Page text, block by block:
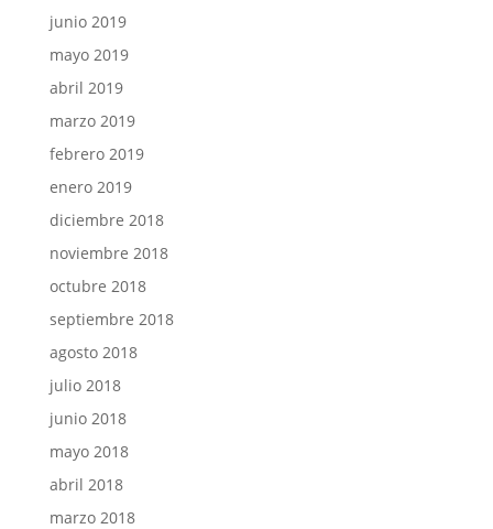
junio 2019
mayo 2019
abril 2019
marzo 2019
febrero 2019
enero 2019
diciembre 2018
noviembre 2018
octubre 2018
septiembre 2018
agosto 2018
julio 2018
junio 2018
mayo 2018
abril 2018
marzo 2018